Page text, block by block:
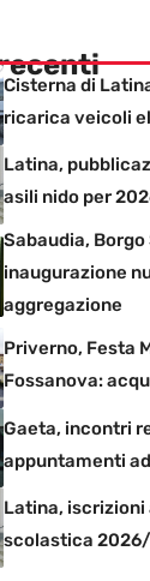
Cisterna di
ricarica veicoli
Latina,
asili nido per
Sabaudia,
inaugurazione
aggregazione
Priverno, Festa
Fossanova:
Gaeta, incontri
appuntamenti
Latina, iscrizioni
scolastica